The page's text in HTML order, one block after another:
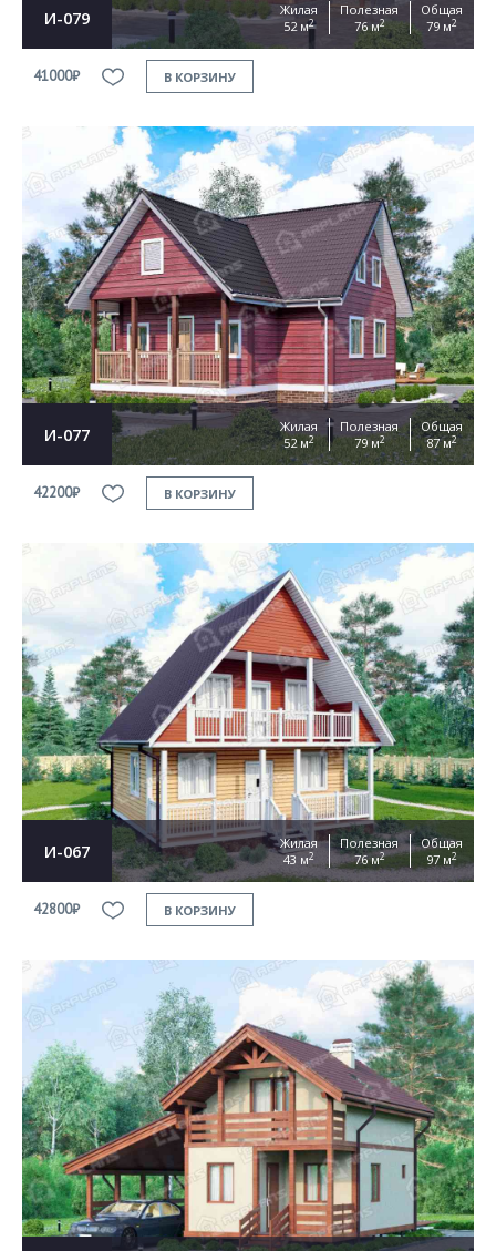
И-079
Жилая
52 м2
Полезная
76 м2
Общая
79 м2
41000₽ В КОРЗИНУ
И-077
Жилая
52 м2
Полезная
79 м2
Общая
87 м2
42200₽ В КОРЗИНУ
И-067
Жилая
43 м2
Полезная
76 м2
Общая
97 м2
42800₽ В КОРЗИНУ